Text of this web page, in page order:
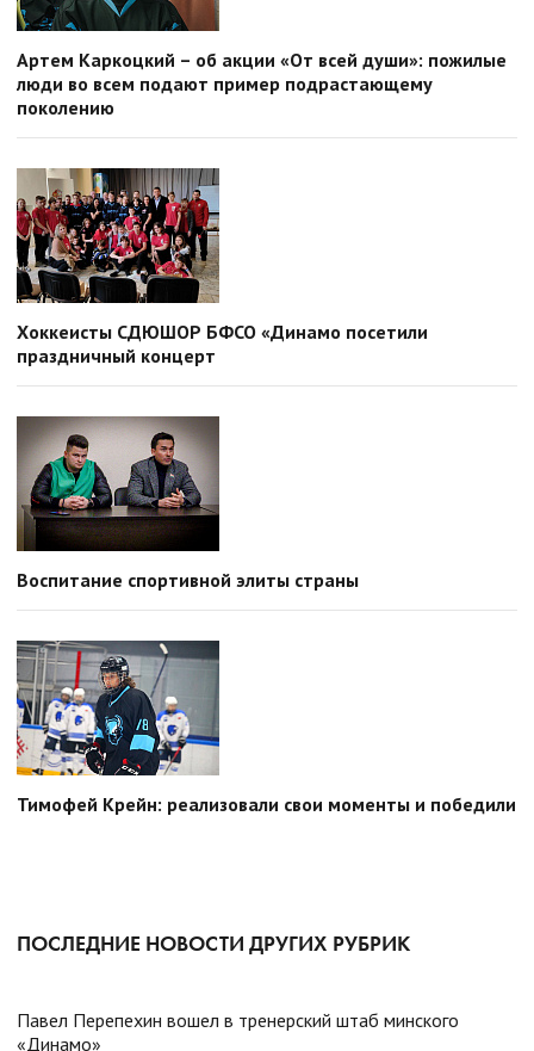
Артем Каркоцкий – об акции «От всей души»: пожилые
люди во всем подают пример подрастающему
поколению
Хоккеисты СДЮШОР БФСО «Динамо посетили
праздничный концерт
Воспитание спортивной элиты страны
Тимофей Крейн: реализовали свои моменты и победили
ПОСЛЕДНИЕ НОВОСТИ ДРУГИХ РУБРИК
Павел Перепехин вошел в тренерский штаб минского
«Динамо»